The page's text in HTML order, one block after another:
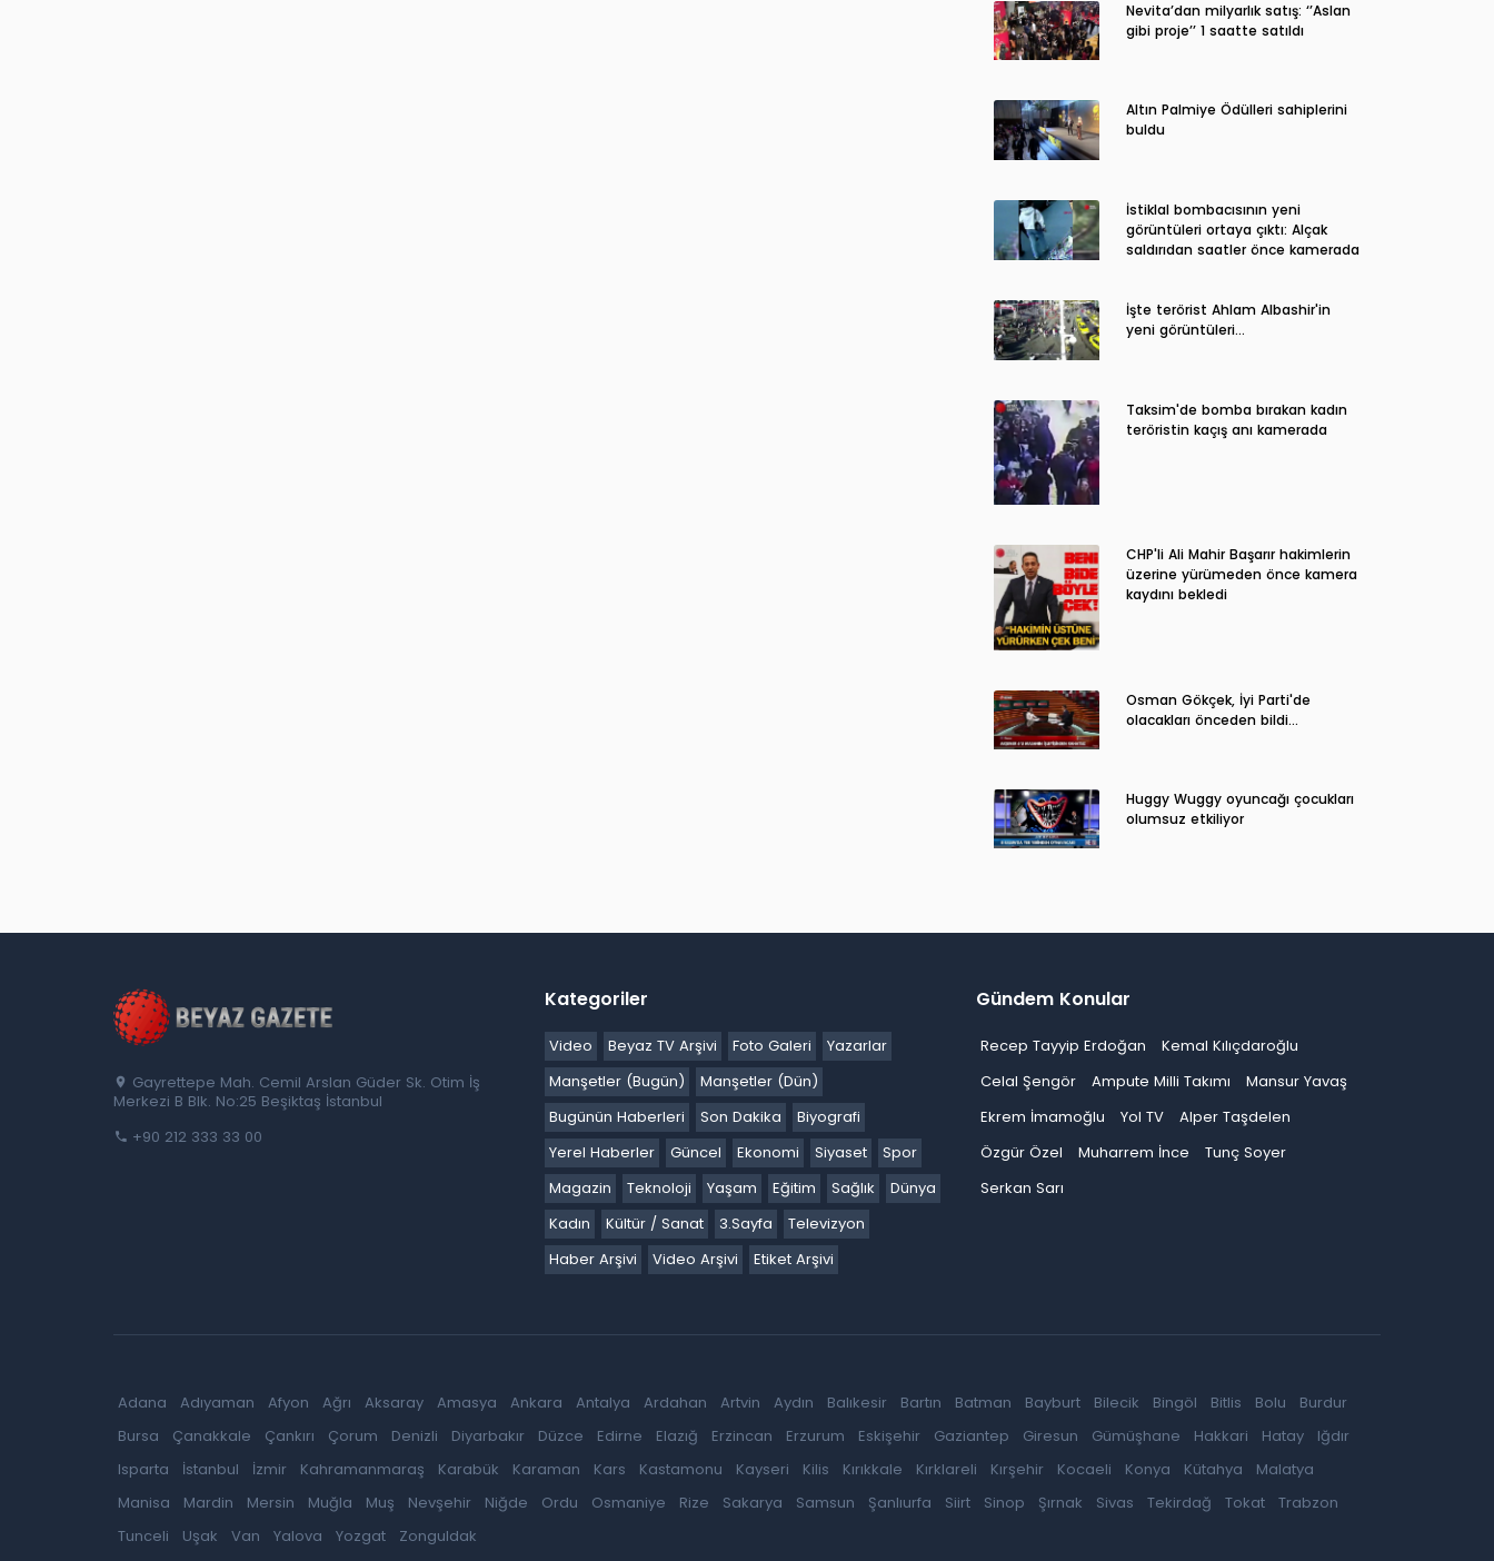
Nevita’dan milyarlık satış: ‘’Aslan
gibi proje’’ 1 saatte satıldı
Altın Palmiye Ödülleri sahiplerini
buldu
İstiklal bombacısının yeni
görüntüleri ortaya çıktı: Alçak
saldırıdan saatler önce kamerada
İşte terörist Ahlam Albashir'in
yeni görüntüleri…
Taksim'de bomba bırakan kadın
teröristin kaçış anı kamerada
CHP'li Ali Mahir Başarır hakimlerin
üzerine yürümeden önce kamera
kaydını bekledi
Osman Gökçek, İyi Parti'de
olacakları önceden bildi...
Huggy Wuggy oyuncağı çocukları
olumsuz etkiliyor
Gayrettepe Mah. Cemil Arslan Güder Sk. Otim İş
Merkezi B Blk. No:25 Beşiktaş İstanbul
+90 212 333 33 00
Kategoriler
Video Beyaz TV Arşivi Foto Galeri
Yazarlar
Manşetler (Bugün)
Manşetler (Dün)
Bugünün Haberleri
Son Dakika
Biyografi
Yerel Haberler
Güncel Ekonomi Siyaset
Spor
Magazin
Teknoloji Yaşam Eğitim Sağlık
Dünya
Kadın
Kültür / Sanat 3.Sayfa
Televizyon
Haber Arşivi
Video Arşivi Etiket Arşivi
Gündem Konular
Recep Tayyip Erdoğan
Kemal Kılıçdaroğlu
Celal Şengör
Ampute Milli Takımı
Mansur Yavaş
Ekrem İmamoğlu
Yol TV
Alper Taşdelen
Özgür Özel
Muharrem İnce
Tunç Soyer
Serkan Sarı
Adana Adıyaman Afyon Ağrı Aksaray Amasya Ankara Antalya Ardahan Artvin Aydın Balıkesir Bartın Batman Bayburt Bilecik Bingöl Bitlis Bolu
Burdur
Bursa
Çanakkale Çankırı Çorum Denizli Diyarbakır Düzce Edirne Elazığ Erzincan Erzurum Eskişehir Gaziantep Giresun Gümüşhane Hakkari Hatay
Iğdır
Isparta
İstanbul İzmir Kahramanmaraş Karabük Karaman Kars Kastamonu Kayseri Kilis Kırıkkale Kırklareli Kırşehir Kocaeli Konya Kütahya
Malatya
Manisa
Mardin Mersin Muğla Muş Nevşehir Niğde Ordu Osmaniye Rize Sakarya Samsun Şanlıurfa Siirt Sinop Şırnak Sivas Tekirdağ Tokat
Trabzon
Tunceli
Uşak Van Yalova Yozgat Zonguldak